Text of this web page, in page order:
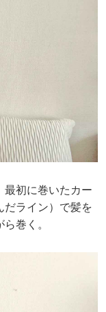
初に巻いたカー
だライン）で髪を
巻く。